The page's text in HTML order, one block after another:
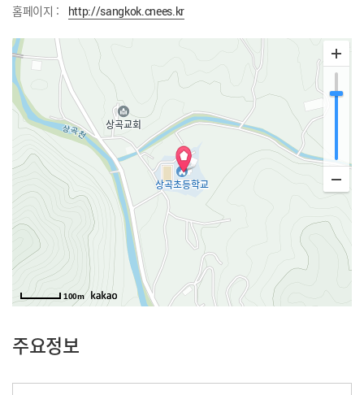
홈페이지 :
http://sangkok.cnees.kr
100m
주요정보